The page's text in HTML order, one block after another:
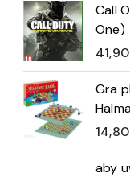
Call
One)
41,90
Gra
14,80
aby